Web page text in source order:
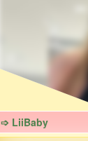
➩ LiiBaby